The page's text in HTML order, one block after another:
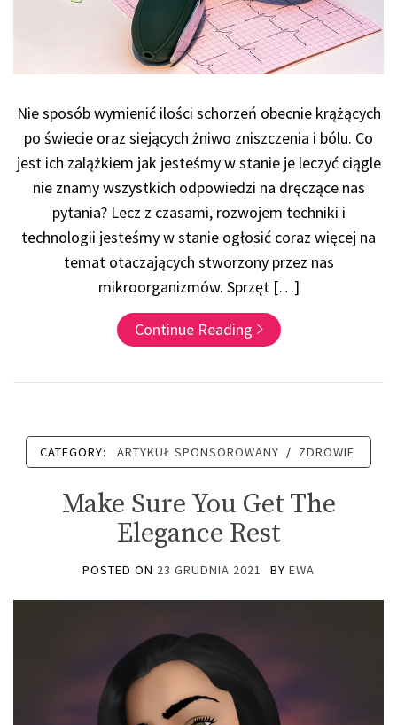
Nie sposób wymienić ilości schorzeń obecnie krążących
po świecie oraz siejących żniwo zniszczenia i bólu. Co
jest ich zalążkiem jak jesteśmy w stanie je leczyć ciągle
nie znamy wszystkich odpowiedzi na dręczące nas
pytania? Lecz z czasami, rozwojem techniki i
technologii jesteśmy w stanie ogłosić coraz więcej na
temat otaczających stworzony przez nas
mikroorganizmów. Sprzęt […]
Continue Reading
CATEGORY: ARTYKUŁ SPONSOROWANY / ZDROWIE
Make Sure You Get The
Elegance Rest
POSTED ON 23 GRUDNIA 2021 BY EWA